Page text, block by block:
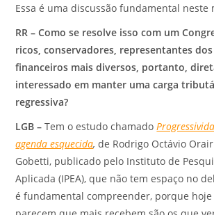
Essa é uma discussão fundamental neste
RR – Como se resolve isso com um
ricos, conservadores, representantes
financeiros mais diversos, portanto,
interessado em manter uma carga
regressiva?
LGB – Tem o estudo chamado
agenda esquecida, de Rodrigo Octávio
Gobetti, publicado pelo Instituto de
Aplicada (IPEA), que não tem espaço no
é fundamental compreender, porque